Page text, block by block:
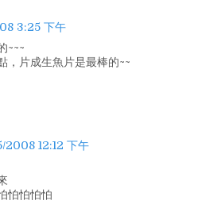
3:25 下午
~~~
，片成生魚片是最棒的~~
2008 12:12 下午
怕怕怕怕